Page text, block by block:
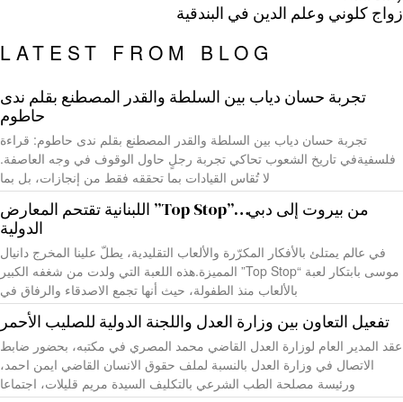
زواج كلوني وعلم الدين في البندقية
LATEST FROM BLOG
تجربة حسان دياب بين السلطة والقدر المصطنع بقلم ندى
حاطوم
تجربة حسان دياب بين السلطة والقدر المصطنع بقلم ندى حاطوم: قراءة
فلسفيةفي تاريخ الشعوب تحاكي تجربة رجلٍ حاول الوقوف في وجه العاصفة.
لا تُقاس القيادات بما تحققه فقط من إنجازات، بل بما
من بيروت إلى دبي…”Top Stop” اللبنانية تقتحم المعارض
الدولية
في عالم يمتلئ بالأفكار المكرّرة والألعاب التقليدية، يطلّ علينا المخرج دانيال
موسى بابتكار لعبة “Top Stop” المميزة.هذه اللعبة التي ولدت من شغفه الكبير
بالألعاب منذ الطفولة، حيث أنها تجمع الاصدقاء والرفاق في
تفعيل التعاون بين وزارة العدل واللجنة الدولية للصليب الأحمر
عقد المدير العام لوزارة العدل القاضي محمد المصري في مكتبه، بحضور ضابط
الاتصال في وزارة العدل بالنسبة لملف حقوق الانسان القاضي ايمن احمد،
ورئيسة مصلحة الطب الشرعي بالتكليف السيدة مريم قليلات، اجتماعا